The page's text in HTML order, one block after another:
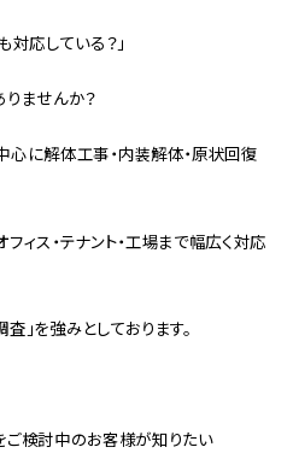
対応している？」
ませんか？
に解体工事・内装解体・原状回復
ィス・テナント・工場まで幅広く対応
」を強みとしております。
ご検討中のお客様が知りたい